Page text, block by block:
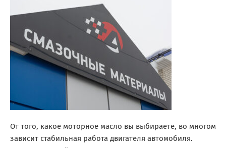
От того, какое моторное масло вы выбираете, во многом
зависит стабильная работа двигателя автомобиля.